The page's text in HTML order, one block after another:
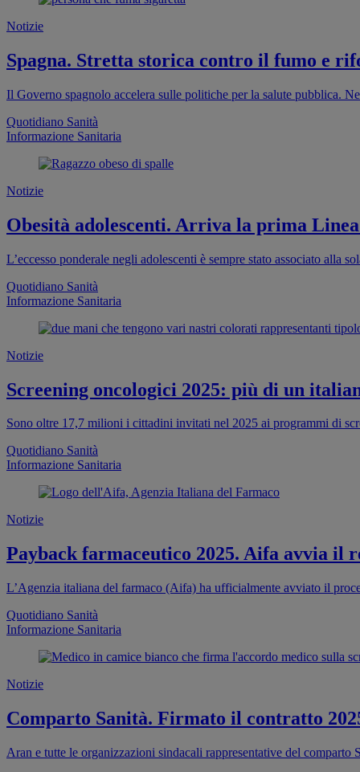
Notizie
Spagna. Stretta storica contro il fumo e
Il Governo spagnolo accelera sulle politiche per la salute pubblica.
Quotidiano Sanità
Informazione Sanitaria
Notizie
Obesità adolescenti. Arriva la prima
L’eccesso ponderale negli adolescenti è sempre stato associato
Quotidiano Sanità
Informazione Sanitaria
Notizie
Screening oncologici 2025: più di un
Sono oltre 17,7 milioni i cittadini invitati nel 2025 ai programmi di
Quotidiano Sanità
Informazione Sanitaria
Notizie
Payback farmaceutico 2025. Aifa avvia
L’Agenzia italiana del farmaco (Aifa) ha ufficialmente avviato il
Quotidiano Sanità
Informazione Sanitaria
Notizie
Comparto Sanità. Firmato il contratto
Aran e tutte le organizzazioni sindacali rappresentative del